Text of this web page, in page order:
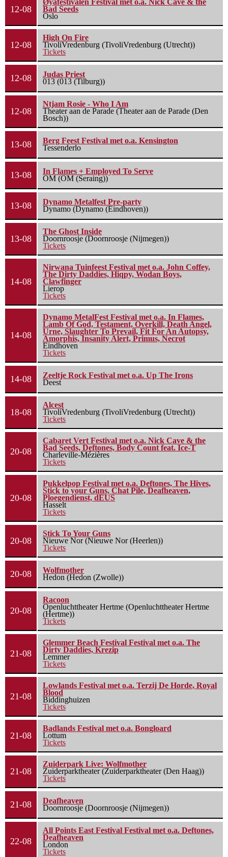
12-08
Øyafestivalen Festival met o.a. Nick Cave & the
Bad Seeds
Oslo
12-08
High On Fire
TivoliVredenburg (TivoliVredenburg (Utrecht))
Tickets
12-08
Judas Priest
013 (013 (Tilburg))
12-08
Ntjam Rosie - Who I Am
Theater aan de Parade (Theater aan de Parade (Den
Bosch))
13-08
Berg Feest Festival met o.a. Kensington
Tessenderlo
13-08
In Flames + Employed To Serve
OM (OM (Seraing))
13-08
Dynamo Metalfest Pre-party
Dynamo (Dynamo (Eindhoven))
13-08
The Ghost Inside
Doornroosje (Doornroosje (Nijmegen))
Tickets
14-08
Nirwana Tuinfeest Festival met o.a. John Coffey,
The Dirty Daddies, Hiqpy, Wodan Boys,
Clawfinger
Lierop
Tickets
14-08
Dynamo MetalFest Festival met o.a. In Flames,
Lamb Of God, Testament, Overkill, Death Angel,
Urne, Slaughter To Prevail, Fit For An Autopsy,
Amorphis, Insanity Alert, Primus, Necrot
Eindhoven
Tickets
14-08
Zeeltje Rock Festival met o.a. Up The Irons
Deest
18-08
Alcest
TivoliVredenburg (TivoliVredenburg (Utrecht))
Tickets
20-08
Cabaret Vert Festival met o.a. Nick Cave & the
Bad Seeds, Deftones, Body Count feat. Ice-T
Charleville-Mézières
Tickets
20-08
Pukkelpop Festival met o.a. Deftones, The Hives,
Stick to your Guns, Chat Pile, Deafheaven,
Ploegendienst, dEUS
Hasselt
Tickets
20-08
Stick To Your Guns
Nieuwe Nor (Nieuwe Nor (Heerlen))
Tickets
20-08
Wolfmother
Hedon (Hedon (Zwolle))
20-08
Racoon
Openluchttheater Hertme (Openluchttheater Hertme
(Hertme))
Tickets
21-08
Glemmer Beach Festival Festival met o.a. The
Dirty Daddies, Krezip
Lemmer
Tickets
21-08
Lowlands Festival met o.a. Terzij De Horde, Royal
Blood
Biddinghuizen
Tickets
21-08
Badlands Festival met o.a. Bongloard
Lottum
Tickets
21-08
Zuiderpark Live: Wolfmother
Zuiderparktheater (Zuiderparktheater (Den Haag))
Tickets
21-08
Deafheaven
Doornroosje (Doornroosje (Nijmegen))
22-08
All Points East Festival Festival met o.a. Deftones,
Deafheaven
London
Tickets